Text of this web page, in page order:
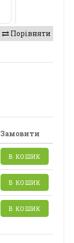
Порівняти
Замовити
В КОШИК
В КОШИК
В КОШИК